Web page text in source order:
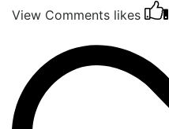
View Comments likes